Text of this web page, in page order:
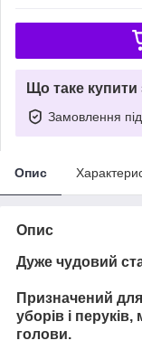
Що таке
Замовлення
Опис
Опис
Дуже чудовий
Призначений
уборів і
голови.